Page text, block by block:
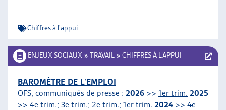
Chiffres à l'appui
ENJEUX SOCIAUX » TRAVAIL » CHIFFRES À L’APPUI
BAROMÈTRE DE L’EMPLOI
OFS, communiqués de presse : 2026 >> 1er trim. 2025
>> 4e trim.; 3e trim.; 2e trim.; 1er trim. 2024 >> 4e